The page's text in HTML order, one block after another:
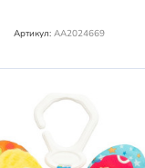
Артикул: AA2024669